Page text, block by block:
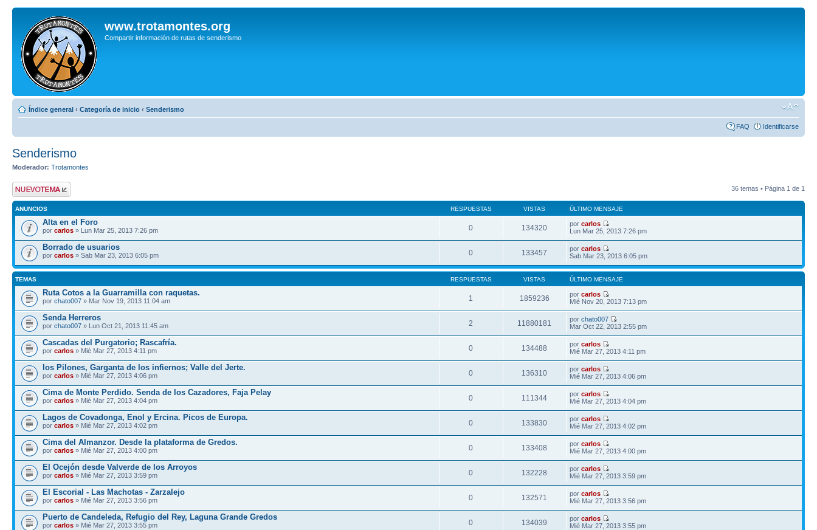
www.trotamontes.org
Compartir información de rutas de senderismo
Índice general ‹ Categoría de inicio ‹ Senderismo
FAQ Identificarse
Senderismo
Moderador: Trotamontes
Publicar un nuevo
tema
36 temas • Página 1 de 1
ANUNCIOS RESPUESTAS VISTAS ÚLTIMO MENSAJE
Alta en el Foro
por carlos » Lun Mar 25, 2013 7:26 pm 0 134320 porcarlos
Lun Mar 25, 2013 7:26 pm
Borrado de usuarios
por carlos » Sab Mar 23, 2013 6:05 pm 0 133457 porcarlos
Sab Mar 23, 2013 6:05 pm
TEMAS RESPUESTAS VISTAS ÚLTIMO MENSAJE
Ruta Cotos a la Guarramilla con raquetas.
por chato007 » Mar Nov 19, 2013 11:04 am 1 1859236 porcarlos
Mié Nov 20, 2013 7:13 pm
Senda Herreros
por chato007 » Lun Oct 21, 2013 11:45 am 2 11880181 porchato007
Mar Oct 22, 2013 2:55 pm
Cascadas del Purgatorio; Rascafría.
por carlos » Mié Mar 27, 2013 4:11 pm 0 134488 porcarlos
Mié Mar 27, 2013 4:11 pm
los Pilones, Garganta de los infiernos; Valle del Jerte.
por carlos » Mié Mar 27, 2013 4:06 pm 0 136310 porcarlos
Mié Mar 27, 2013 4:06 pm
Cima de Monte Perdido. Senda de los Cazadores, Faja Pelay
por carlos » Mié Mar 27, 2013 4:04 pm 0 111344 porcarlos
Mié Mar 27, 2013 4:04 pm
Lagos de Covadonga, Enol y Ercina. Picos de Europa.
por carlos » Mié Mar 27, 2013 4:02 pm 0 133830 porcarlos
Mié Mar 27, 2013 4:02 pm
Cima del Almanzor. Desde la plataforma de Gredos.
por carlos » Mié Mar 27, 2013 4:00 pm 0 133408 porcarlos
Mié Mar 27, 2013 4:00 pm
El Ocejón desde Valverde de los Arroyos
por carlos » Mié Mar 27, 2013 3:59 pm 0 132228 porcarlos
Mié Mar 27, 2013 3:59 pm
El Escorial - Las Machotas - Zarzalejo
por carlos » Mié Mar 27, 2013 3:56 pm 0 132571 porcarlos
Mié Mar 27, 2013 3:56 pm
Puerto de Candeleda, Refugio del Rey, Laguna Grande Gredos
por carlos » Mié Mar 27, 2013 3:55 pm 0 134039 porcarlos
Mié Mar 27, 2013 3:55 pm